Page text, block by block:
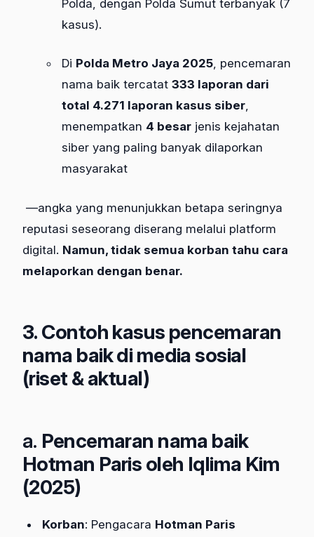
Polda, dengan Polda Sumut terbanyak (7
kasus).​
Di Polda Metro Jaya 2025, pencemaran
nama baik tercatat 333 laporan dari
total 4.271 laporan kasus siber,
menempatkan 4 besar jenis kejahatan
siber yang paling banyak dilaporkan
masyarakat
—angka yang menunjukkan betapa seringnya
reputasi seseorang diserang melalui platform
digital. Namun, tidak semua korban tahu cara
melaporkan dengan benar.
3. Contoh kasus pencemaran
nama baik di media sosial
(riset & aktual)
a. Pencemaran nama baik
Hotman Paris oleh Iqlima Kim
(2025)
Korban: Pengacara Hotman Paris